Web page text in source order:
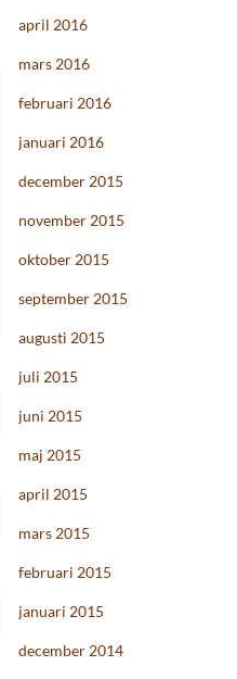
april 2016
mars 2016
februari 2016
januari 2016
december 2015
november 2015
oktober 2015
september 2015
augusti 2015
juli 2015
juni 2015
maj 2015
april 2015
mars 2015
februari 2015
januari 2015
december 2014